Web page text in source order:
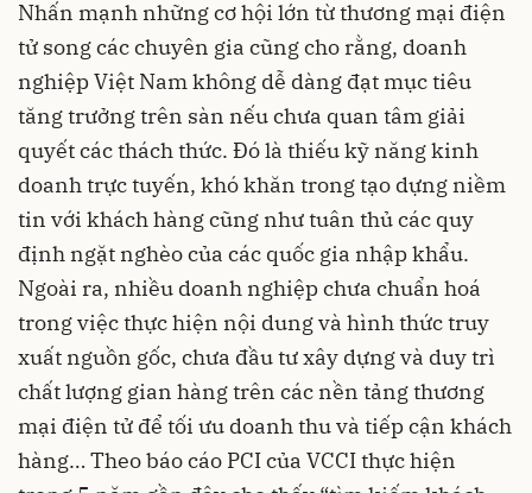
Nhấn mạnh những cơ hội lớn từ thương mại điện
tử song các chuyên gia cũng cho rằng, doanh
nghiệp Việt Nam không dễ dàng đạt mục tiêu
tăng trưởng trên sàn nếu chưa quan tâm giải
quyết các thách thức. Đó là thiếu kỹ năng kinh
doanh trực tuyến, khó khăn trong tạo dựng niềm
tin với khách hàng cũng như tuân thủ các quy
định ngặt nghèo của các quốc gia nhập khẩu.
Ngoài ra, nhiều doanh nghiệp chưa chuẩn hoá
trong việc thực hiện nội dung và hình thức truy
xuất nguồn gốc, chưa đầu tư xây dựng và duy trì
chất lượng gian hàng trên các nền tảng thương
mại điện tử để tối ưu doanh thu và tiếp cận khách
hàng… Theo báo cáo PCI của VCCI thực hiện